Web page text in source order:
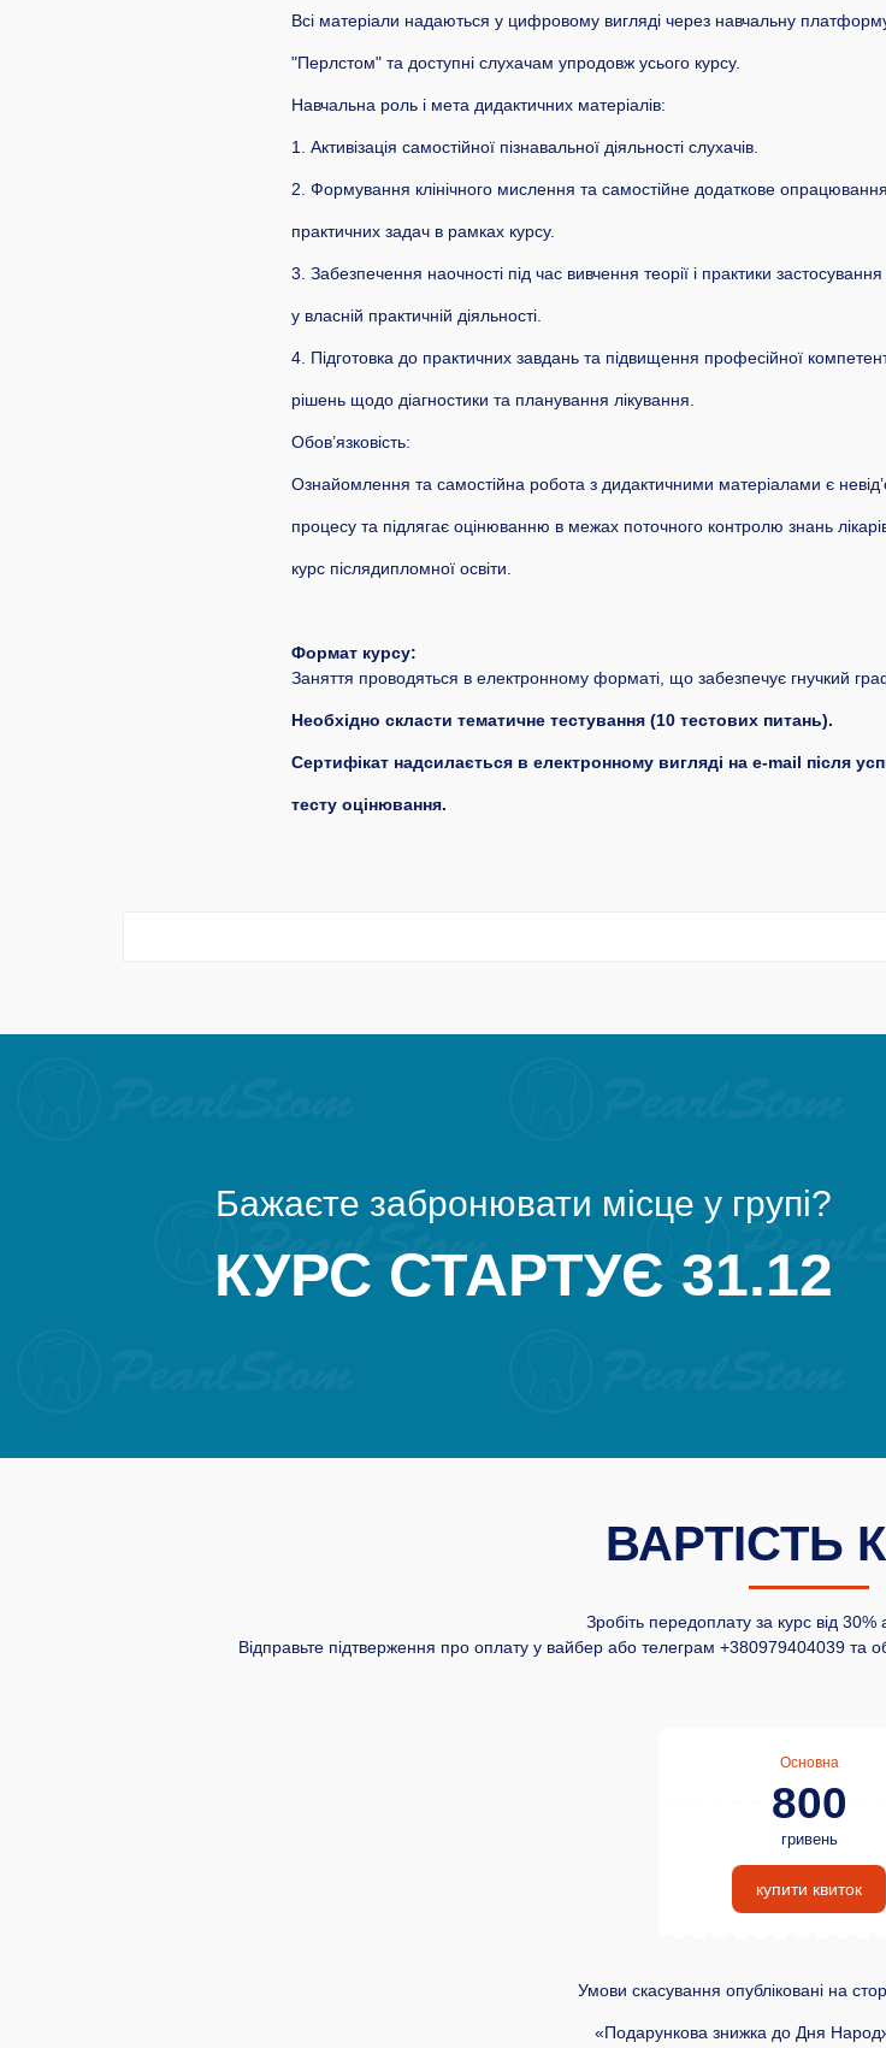
Всі матеріали надаються у цифровому вигляді через навчальну
"Перлстом" та доступні слухачам упродовж усього курсу.
Навчальна роль і мета дидактичних матеріалів:
1. Активізація самостійної пізнавальної діяльності слухачів.
2. Формування клінічного мислення та самостійне додаткове
практичних задач в рамках курсу.
3. Забезпечення наочності під час вивчення теорії і практики
у власній практичній діяльності.
4. Підготовка до практичних завдань та підвищення професійної
рішень щодо діагностики та планування лікування.
Обов’язковість:
Ознайомлення та самостійна робота з дидактичними матеріалами є
процесу та підлягає оцінюванню в межах поточного контролю знань
курс післядипломної освіти.
Формат курсу:
Заняття проводяться в електронному форматі, що забезпечує гнучкий
Необхідно скласти тематичне тестування (10 тестових питань).
Сертифікат надсилається в електронному вигляді на e-mail після
тесту оцінювання.
Бажаєте забронювати місце у групі?
КУРС СТАРТУЄ 31.12
ВАРТІСТЬ
Зробіть передоплату за курс від 30%
Відправьте підтверження про оплату у вайбер або телеграм +380979404039
Основна
800
гривень
купити квиток
Умови скасування опубліковані на
«Подарункова знижка до Дня